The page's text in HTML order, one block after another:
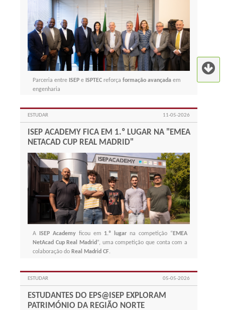
Parceria entre ISEP e ISPTEC reforça formação avançada em
engenharia
ESTUDAR 11-05-2026
ISEP ACADEMY FICA EM 1.º LUGAR NA "EMEA
NETACAD CUP REAL MADRID"
A ISEP Academyficou em 1.º lugar na competição “ EMEA
NetAcad Cup Real Madrid”, uma competição que conta com a
colaboração do Real Madrid CF.
ESTUDAR 05-05-2026
ESTUDANTES DO EPS@ISEP EXPLORAM
PATRIMÓNIO DA REGIÃO NORTE